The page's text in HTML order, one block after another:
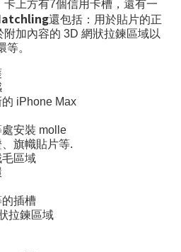
上方有7個信用卡槽，還有一
還包括：用於貼片的正
加內容的 3D 網狀拉鍊區域以
。
的 iPhone Max
處安裝 molle
、旗幟貼片等.
毛區域
的插槽
拉鍊區域